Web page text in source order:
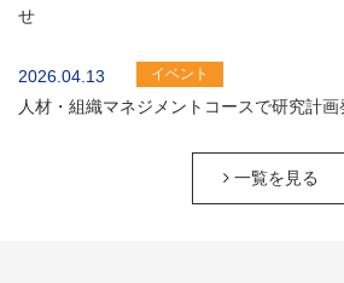
せ
2026.04.13 イベント
人材・組織マネジメントコースで研究計
一覧を見る